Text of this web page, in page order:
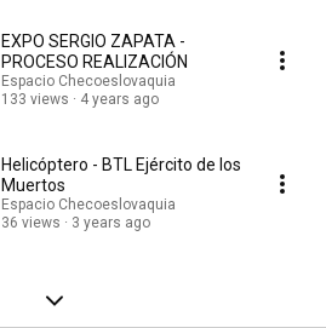
EXPO SERGIO ZAPATA -
PROCESO REALIZACIÓN
Espacio Checoeslovaquia
133 views
4 years ago
Helicóptero - BTL Ejército de los
Muertos
Espacio Checoeslovaquia
36 views
3 years ago